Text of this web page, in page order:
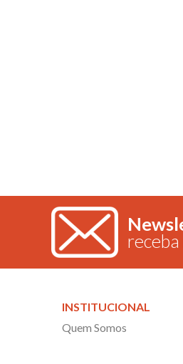
INSTITUCIONAL
Quem Somos